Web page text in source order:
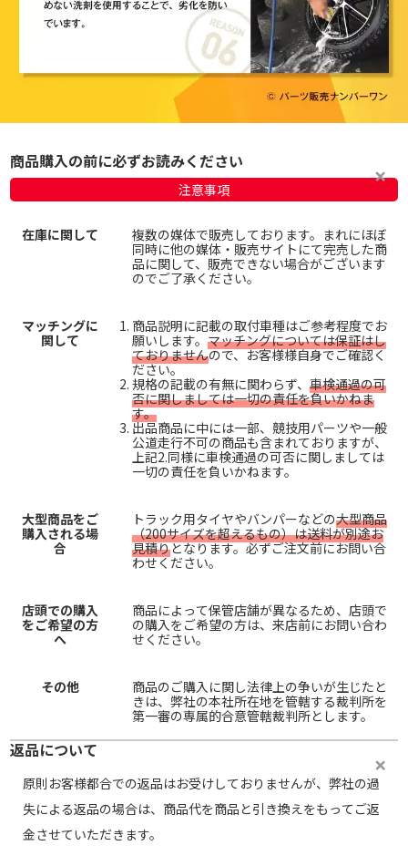
商品購入の前に必ずお読みください
注意事項
在庫に関して
複数の媒体で販売しております。まれにほぼ
同時に他の媒体・販売サイトにて完売した商
品に関して、販売できない場合がございます
のでご了承ください。
マッチングに
関して
商品説明に記載の取付車種はご参考程度でお
願いします。 マッチングについては保証はし
ておりませんので、お客様様自身でご確認く
ださい。
規格の記載の有無に関わらず、 車検通過の可
否に関しましては一切の責任を負いかねま
す。
出品商品に中には一部、競技用パーツや一般
公道走行不可の商品も含まれておりますが、
上記2.同様に車検通過の可否に関しましては
一切の責任を負いかねます。
大型商品をご
購入される場
合
トラック用タイヤやバンパーなどの大型商品
（200サイズを超えるもの）は送料が別途お
見積りとなります。必ずご注文前にお問い合
わせください。
店頭での購入
をご希望の方
へ
商品によって保管店舗が異なるため、店頭で
の購入をご希望の方は、来店前にお問い合わ
せください。
その他
商品のご購入に関し法律上の争いが生じたと
きは、弊社の本社所在地を管轄する裁判所を
第一審の専属的合意管轄裁判所とします。
返品について
原則お客様都合での返品はお受けしておりませんが、弊社の過
失による返品の場合は、商品代を商品と引き換えをもってご返
金させていただきます。